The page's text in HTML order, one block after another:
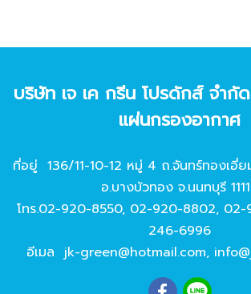
บริษัท เจ เค กรีน โปรดักส์ จํากั
แผ่นกรองอากาศ
ที่อยู่ 136/11-10-12 หมู่ 4 ถ.จันทร์ทองเอี่
อ.บางบัวทอง จ.นนทบุรี
โทร.02-920-8550, 02-920-8802, 02-
246-6996
อีเมล jk-green@hotmail.com,